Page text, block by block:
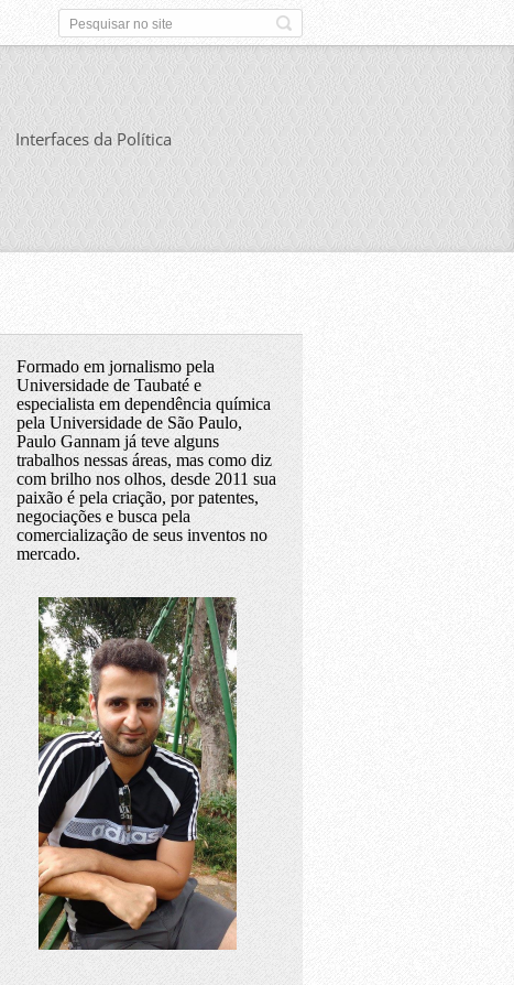
Interfaces da Política
Formado em jornalismo pela
Universidade de Taubaté e
especialista em dependência química
pela Universidade de São Paulo,
Paulo Gannam já teve alguns
trabalhos nessas áreas, mas como diz
com brilho nos olhos, desde 2011 sua
paixão é pela criação, por patentes,
negociações e busca pela
comercialização de seus inventos no
mercado.